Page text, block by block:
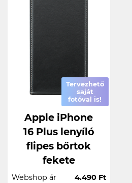
Tervezhető
saját
fotóval is!
Apple iPhone
16 Plus lenyíló
flipes bőrtok
fekete
Webshop ár
4.490 Ft